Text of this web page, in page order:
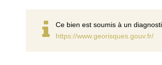
Ce bien est soumis à un
https://www.georisques.gouv.fr/